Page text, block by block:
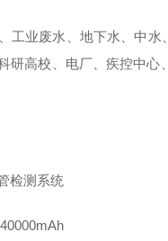
工业废水、地下水、中水
研高校、电厂、疾控中
检测系统
40000mAh